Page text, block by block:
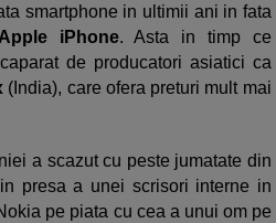
smartphone in ultimii ani in fata
Apple iPhone. Asta in timp ce
de producatori asiatici ca
(India), care ofera preturi mult mai
a scazut cu peste jumatate din
presa a unei scrisori interne in
pe piata cu cea a unui om pe